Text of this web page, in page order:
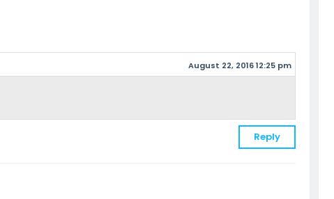
August 22, 2016 12:25 pm
Reply